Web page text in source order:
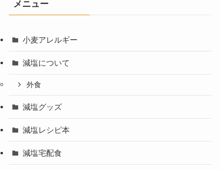
メニュー
小麦アレルギー
減塩について
外食
減塩グッズ
減塩レシピ本
減塩宅配食